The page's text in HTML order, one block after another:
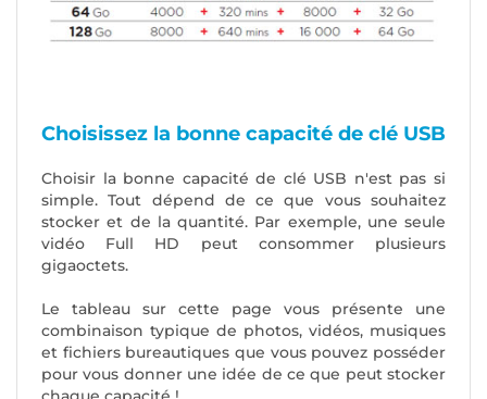
Choisissez la bonne capacité de clé USB
Choisir la bonne capacité de clé USB n'est pas si
simple. Tout dépend de ce que vous souhaitez
stocker et de la quantité. Par exemple, une seule
vidéo Full HD peut consommer plusieurs
gigaoctets.
Le tableau sur cette page vous présente une
combinaison typique de photos, vidéos, musiques
et fichiers bureautiques que vous pouvez posséder
pour vous donner une idée de ce que peut stocker